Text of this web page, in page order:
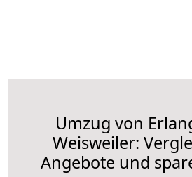
Umzug von
Weisweiler:
Angebote und